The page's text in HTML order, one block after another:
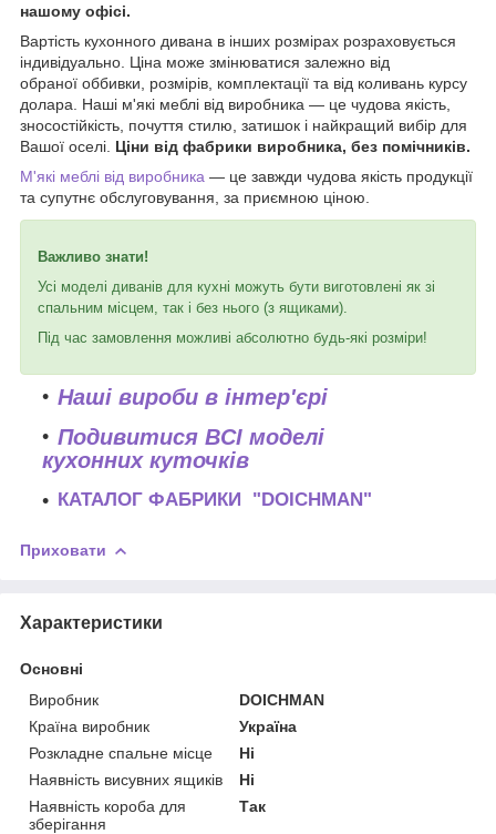
нашому офісі.
Вартість кухонного дивана в інших розмірах розраховується
індивідуально. Ціна може змінюватися залежно від
обраної оббивки, розмірів, комплектації та від коливань курсу
долара. Наші м'які меблі від виробника — це чудова якість,
зносостійкість, почуття стилю, затишок і найкращий вибір для
Вашої оселі. Ціни від фабрики виробника, без помічників.
М'які меблі від виробника — це завжди чудова якість продукції
та супутнє обслуговування, за приємною ціною.
Важливо знати!
Усі моделі диванів для кухні можуть бути виготовлені як зі
спальним місцем, так і без нього (з ящиками).
Під час замовлення можливі абсолютно будь-які розміри!
Наші вироби в інтер'єрі
Подивитися ВСІ моделі
кухонних куточків
КАТАЛОГ ФАБРИКИ "DOICHMAN"
Приховати
Характеристики
Основні
Виробник
DOICHMAN
Країна виробник
Україна
Розкладне спальне місце
Ні
Наявність висувних ящиків
Ні
Наявність короба для
зберігання
Так